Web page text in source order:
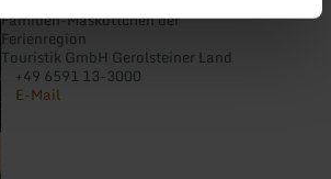
Familien-Maskottchen der
Ferienregion
Touristik GmbH Gerolsteiner Land
+49 6591 13-3000
E-Mail